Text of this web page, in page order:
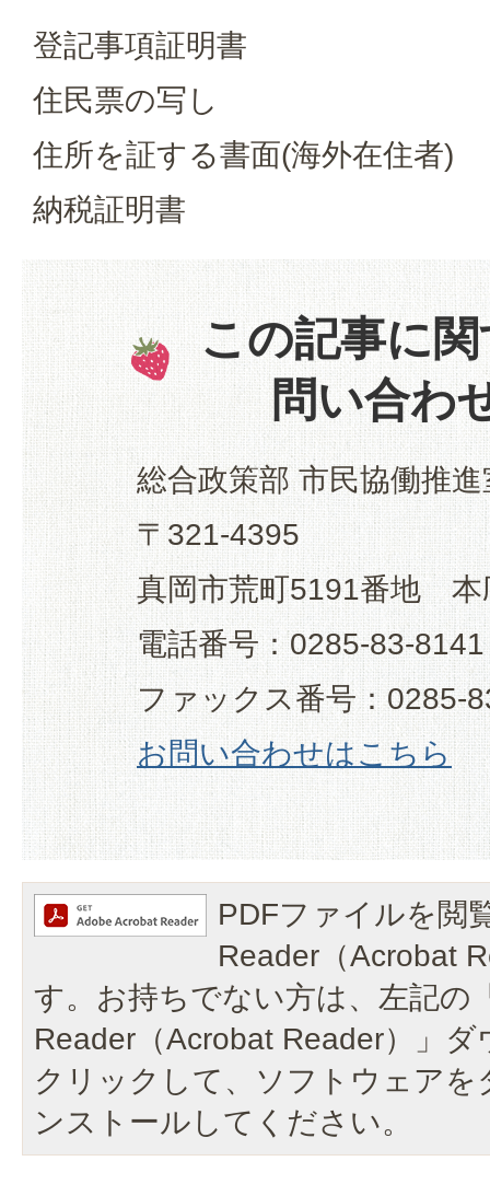
登記事項証明書
住民票の写し
住所を証する書面(海外在住者)
納税証明書
この記事に
問い合わ
総合政策部 市民協働推進
〒321-4395
真岡市荒町5191番地 本
電話番号：0285-83-8141
ファックス番号：0285-
お問い合わせはこちら
PDFファイルを閲
Reader（Acrobat
す。お持ちでない方は、左記の
Reader（Acrobat Reader）」
クリックして、ソフトウェア
ンストールしてください。